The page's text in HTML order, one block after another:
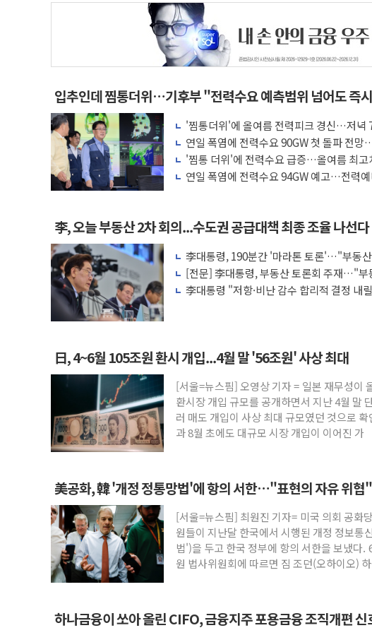
입추인데 찜통더위…기후부 "전력수요 예측범위 넘어도 즉
'찜통더위'에 올여름 전력피크 경신…저녁
연일 폭염에 전력수요 90GW 첫 돌파 전
불안'
'찜통 더위'에 전력수요 급증…올여름 최고
연일 폭염에 전력수요 94GW 예고…전력
李, 오늘 부동산 2차 회의...수도권 공급대책 최종 조율 나선다
李대통령, 190분간 '마라톤 토론'…"부동
과제"
[전문] 李대통령, 부동산 토론회 주재…"부
대한 많은 의견 조정"
李대통령 "저항·비난 감수 합리적 결정 내
日, 4~6월 105조원 환시 개입...4월 말 '56조원' 사상 최대
[서울=뉴스핌] 오영상 기자 = 일본 재무성이
환시장 개입 규모를 공개하면서 지난 4월 말
러 매도 개입이 사상 최대 규모였던 것으로
과 8월 초에도 대규모 시장 개입이 이어진 가
美공화, 韓 '개정 정통망법'에 항의 서한…"표현의 자유 위협"
[서울=뉴스핌] 최원진 기자= 미국 의회 공화
원들이 지난달 한국에서 시행된 개정 정보통
법')을 두고 한국 정부에 항의 서한을 보냈다.
원 법사위원회에 따르면 짐 조던(오하이오)
하나금융이 쏘아 올린 CIFO, 금융지주 포용금융 조직개편 신